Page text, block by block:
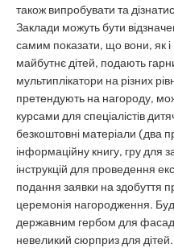
також випробувати та
Заклади можуть бути
самим показати, що вони, як
майбутнє дітей, подають
мультиплікатори на різних
претендують на нагороду,
курсами для спеціалістів
безкоштовні матеріали (два
інформаційну книгу, гру для
інструкцій для проведення
подання заявки на здобуття
церемонія нагородження.
державним гербом для
невеликий сюрприз для дітей.